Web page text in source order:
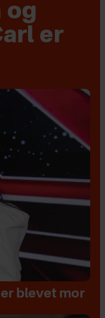
og
er
blevet mor